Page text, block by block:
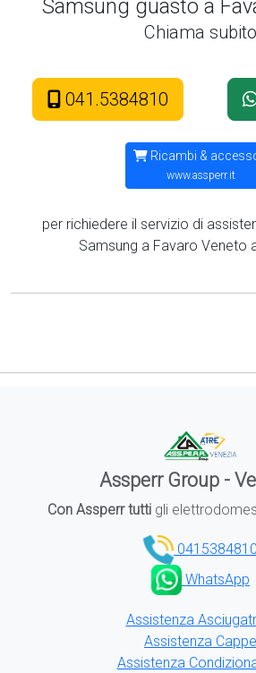
Samsung guasto a
Chiama subito
041.5384810
Ricambi &
www.assperr.it
per richiedere il servizio di
Samsung a Favaro Veneto
Assperr Group -
Con Assperr tuttigli
0415384810
WhatsApp
Assistenza
Assistenza Cappe
Assistenza